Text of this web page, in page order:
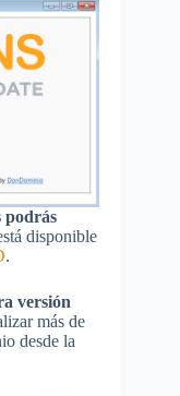
podrás
disponible
.
versión
más de
desde la